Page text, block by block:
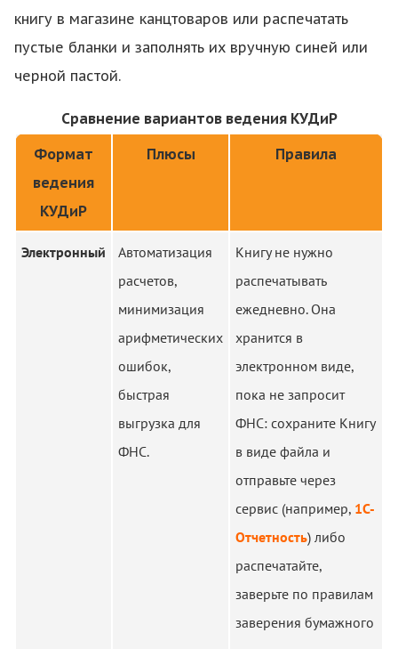
книгу в магазине канцтоваров или распечатать
пустые бланки и заполнять их вручную синей или
черной пастой.
Сравнение вариантов ведения КУДиР
Формат
ведения
КУДиР
Плюсы Правила
Электронный
Автоматизация
расчетов,
минимизация
арифметических
ошибок,
быстрая
выгрузка для
ФНС.
Книгу не нужно
распечатывать
ежедневно. Она
хранится в
электронном виде,
пока не запросит
ФНС: сохраните Книгу
в виде файла и
отправьте через
сервис (например, 1С-
Отчетность) либо
распечатайте,
заверьте по правилам
заверения бумажного